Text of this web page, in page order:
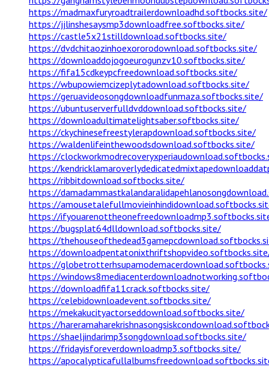
https://madmaxfuryroadtrailerdownloadhd.softbocks.site/
https://jjlinshesaysmp3downloadfree.softbocks.site/
https://castle5x21stilldownload.softbocks.site/
https://dvdchitaozinhoexororodownload.softbocks.site/
https://downloaddojogoeurogunzv10.softbocks.site/
https://fifa15cdkeypcfreedownload.softbocks.site/
https://wbupowiemcizeplytadownload.softbocks.site/
https://geruavideosongdownloadfunmaza.softbocks.site/
https://ubuntuserverfulldvddownload.softbocks.site/
https://downloadultimatelightsaber.softbocks.site/
https://ckychinesefreestylerapdownload.softbocks.site/
https://waldenlifeinthewoodsdownload.softbocks.site/
https://
https://
https://ribbitdownload.softbocks.site/
https://
https://
https://
https://bugsplat64dlldownload.softbocks.site/
https://
https://
https://
https://
https://downloadfifa11crack.softbocks.site/
https://celebidownloadevent.softbocks.site/
https://mekakucityactorseddownload.softbocks.site/
https://
https://shaeljindarimp3songdownload.softbocks.site/
https://fridayisforeverdownloadmp3.softbocks.site/
https://